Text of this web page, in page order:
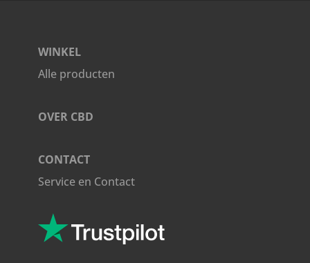
WINKEL
Alle producten
OVER CBD
CONTACT
Service en Contact